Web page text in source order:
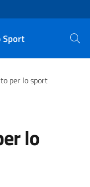
Sport Cerca
per lo sport
lo